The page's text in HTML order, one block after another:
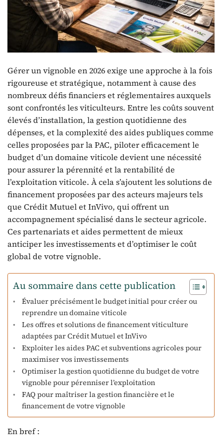
Gérer un vignoble en 2026 exige une approche à la fois
rigoureuse et stratégique, notamment à cause des
nombreux défis financiers et réglementaires auxquels
sont confrontés les viticulteurs. Entre les coûts souvent
élevés d’installation, la gestion quotidienne des
dépenses, et la complexité des aides publiques comme
celles proposées par la PAC, piloter efficacement le
budget d’un domaine viticole devient une nécessité
pour assurer la pérennité et la rentabilité de
l’exploitation viticole. À cela s’ajoutent les solutions de
financement proposées par des acteurs majeurs tels
que Crédit Mutuel et InVivo, qui offrent un
accompagnement spécialisé dans le secteur agricole.
Ces partenariats et aides permettent de mieux
anticiper les investissements et d’optimiser le coût
global de votre vignoble.
Au sommaire dans cette publication
Évaluer précisément le budget initial pour créer ou
reprendre un domaine viticole
Les offres et solutions de financement viticulture
adaptées par Crédit Mutuel et InVivo
Exploiter les aides PAC et subventions agricoles pour
maximiser vos investissements
Optimiser la gestion quotidienne du budget de votre
vignoble pour pérenniser l’exploitation
FAQ pour maîtriser la gestion financière et le
financement de votre vignoble
En bref :